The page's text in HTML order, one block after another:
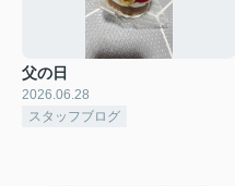
父の日
2026.06.28
スタッフブログ